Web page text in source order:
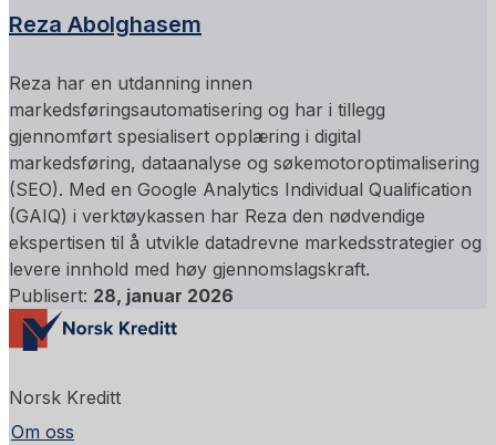
Reza Abolghasem
Reza har en utdanning innen
markedsføringsautomatisering og har i tillegg
gjennomført spesialisert opplæring i digital
markedsføring, dataanalyse og søkemotoroptimalisering
(SEO). Med en Google Analytics Individual Qualification
(GAIQ) i verktøykassen har Reza den nødvendige
ekspertisen til å utvikle datadrevne markedsstrategier og
levere innhold med høy gjennomslagskraft.
Publisert: 28, januar 2026
Norsk Kreditt
Om oss